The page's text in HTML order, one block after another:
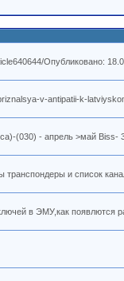
Опубликовано:
v-antipatii-k-
(030) - апрель >май Biss-
и список
в ЭМУ,как появлются